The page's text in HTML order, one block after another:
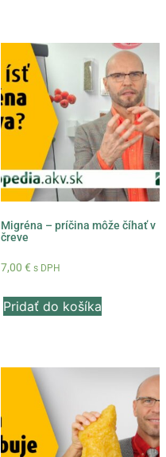
Migréna – príčina môže číhať v
čreve
7,00 € s DPH
Pridať do košíka